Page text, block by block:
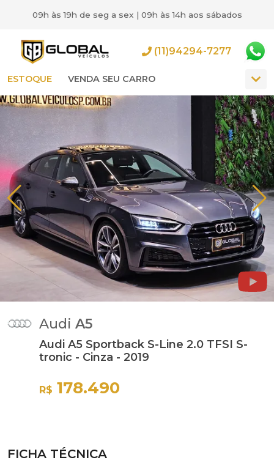
09h às 19h de seg a sex | 09h às 14h aos sábados
ESTOQUE VENDA SEU CARRO
(11)94294-7277
Audi A5
Audi A5 Sportback S-Line 2.0 TFSI S-
tronic - Cinza - 2019
R$ 178.490
FICHA TÉCNICA